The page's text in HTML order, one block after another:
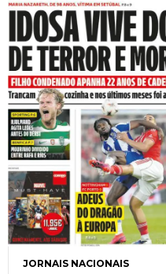
JORNAIS NACIONAIS